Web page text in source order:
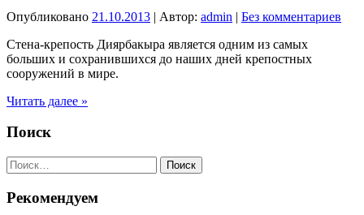
Опубликовано 21.10.2013 | Автор: admin | Без комментариев
Стена-крепость Диярбакыра является одним из самых
больших и сохранившихся до наших дней крепостных
сооружений в мире.
Читать далее »
войти
в
наследия
Поиск
Найти:
Рекомендуем